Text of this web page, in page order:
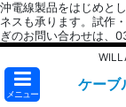
沖電線製品をはじめと
ネスも承ります。試作
ぎのお問い合わせは、
メニュー
ケー